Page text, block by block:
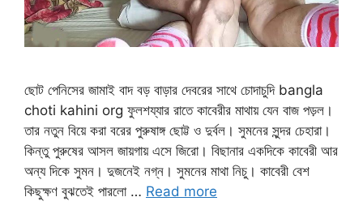
ছোট পেনিসের জামাই বাদ বড় বাড়ার দেবরের সাথে চোদাচুদি bangla
choti kahini org ফুলশয্যার রাতে কাবেরীর মাথায় যেন বাজ পড়ল।
তার নতুন বিয়ে করা বরের পুরুষাঙ্গ ছোট্ট ও দুর্বল। সুমনের সুন্দর চেহারা।
কিন্তু পুরুষের আসল জায়গায় এসে জিরো। বিছানার একদিকে কাবেরী আর
অন্য দিকে সুমন। দুজনেই নগ্ন। সুমনের মাথা নিচু। কাবেরী বেশ
কিছুক্ষণ বুঝতেই পারলো … Read more